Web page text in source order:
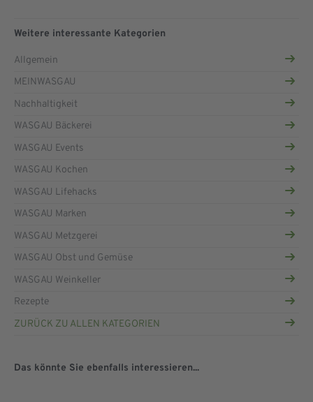
Weitere interessante Kategorien
Allgemein
MEINWASGAU
Nachhaltigkeit
WASGAU Bäckerei
WASGAU Events
WASGAU Kochen
WASGAU Lifehacks
WASGAU Marken
WASGAU Metzgerei
WASGAU Obst und Gemüse
WASGAU Weinkeller
Rezepte
ZURÜCK ZU ALLEN KATEGORIEN
Das könnte Sie ebenfalls interessieren...